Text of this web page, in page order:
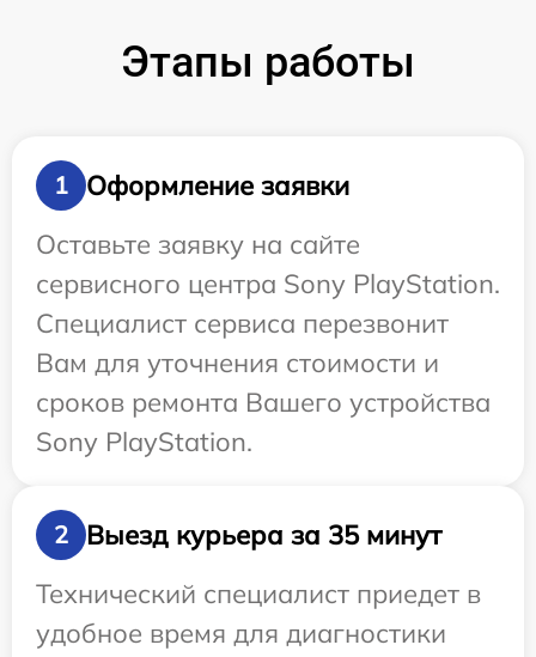
Этапы работы
1
Оформление заявки
Оставьте заявку на сайте
сервисного центра Sony PlayStation.
Специалист сервиса перезвонит
Вам для уточнения стоимости и
сроков ремонта Вашего устройства
Sony PlayStation.
2
Выезд курьера за 35 минут
Технический специалист приедет в
удобное время для диагностики